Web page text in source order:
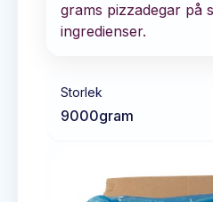
grams pizzadegar på
ingredienser.
Storlek
9000gram